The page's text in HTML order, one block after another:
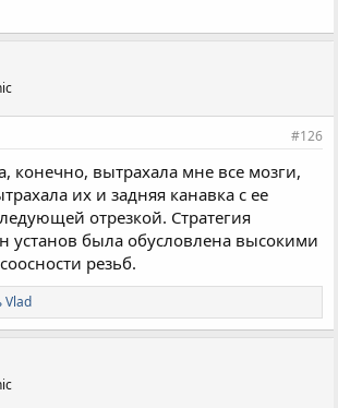
#126
конечно, вытрахала мне все мозги,
их и задняя канавка с ее
отрезкой. Стратегия
установ была обусловлена высокими
резьб.
Vlad